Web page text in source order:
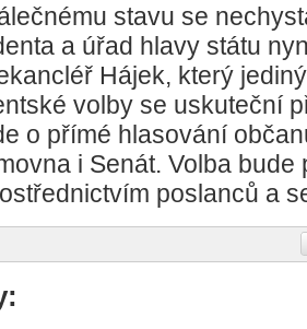
stavu se
a úřad hlavy státu
Hájek, který
volby se uskuteční
o přímé hlasování
i Senát. Volba bude
poslanců a